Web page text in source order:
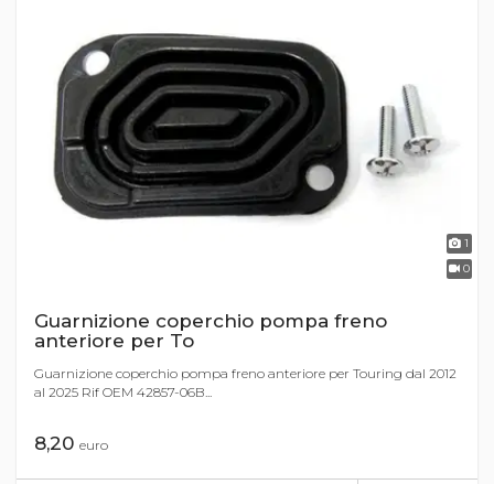
1
0
Guarnizione coperchio pompa freno
anteriore per To
Guarnizione coperchio pompa freno anteriore per Touring dal 2012
al 2025 Rif OEM 42857-06B...
8,20 euro